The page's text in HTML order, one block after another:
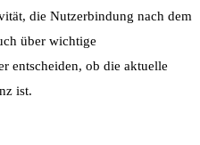
die Nutzerbindung nach dem
über wichtige
entscheiden, ob die aktuelle
ist.